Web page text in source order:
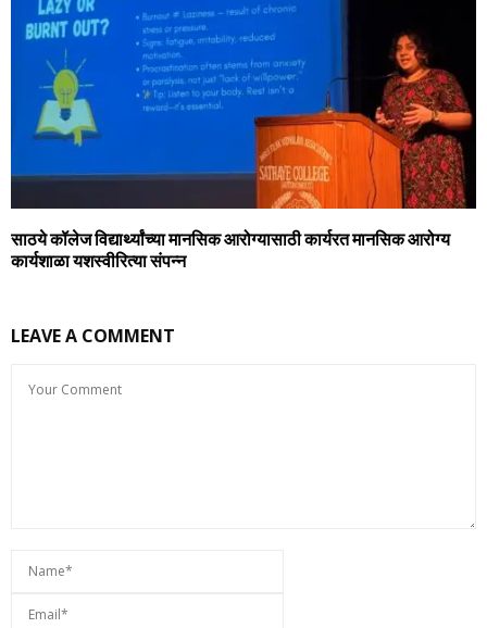
साठये कॉलेज विद्यार्थ्यांच्या मानसिक आरोग्यासाठी कार्यरत मानसिक आरोग्य
कार्यशाळा यशस्वीरित्या संपन्न
LEAVE A COMMENT